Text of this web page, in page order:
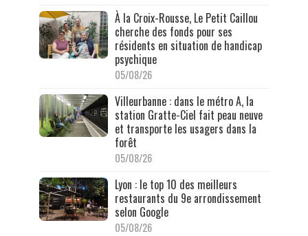
À la Croix-Rousse, Le Petit Caillou
cherche des fonds pour ses
résidents en situation de handicap
psychique
05/08/26
Villeurbanne : dans le métro A, la
station Gratte-Ciel fait peau neuve
et transporte les usagers dans la
forêt
05/08/26
Lyon : le top 10 des meilleurs
restaurants du 9e arrondissement
selon Google
05/08/26